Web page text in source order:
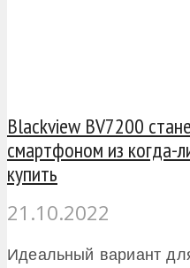
Blackview BV7200
смартфоном из когда-
купить
21.10.2022
Идеальный вариант